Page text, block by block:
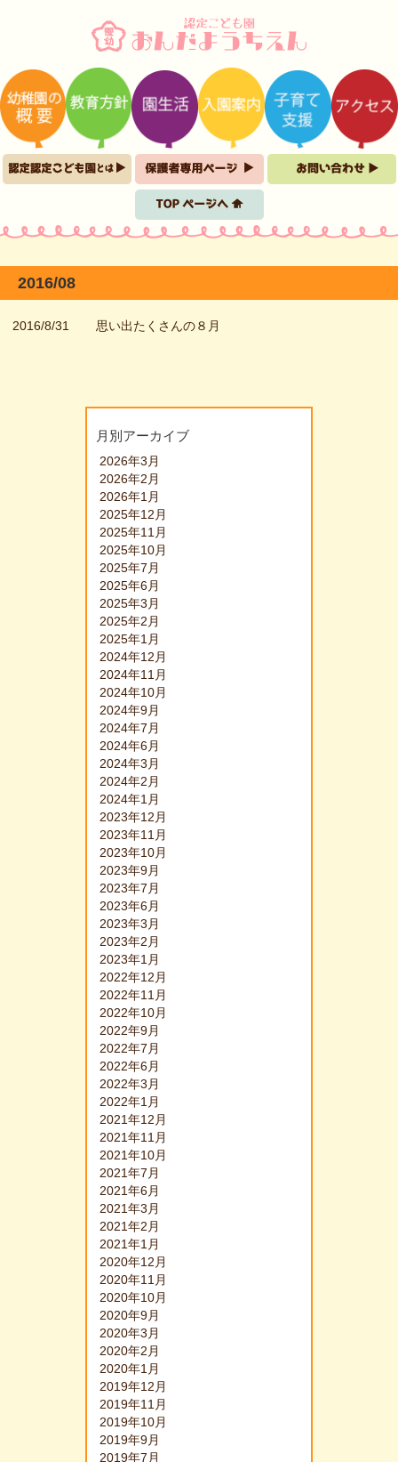
2016/08
2016/8/31 思い出たくさんの８月
月別アーカイブ
2026年3月
2026年2月
2026年1月
2025年12月
2025年11月
2025年10月
2025年7月
2025年6月
2025年3月
2025年2月
2025年1月
2024年12月
2024年11月
2024年10月
2024年9月
2024年7月
2024年6月
2024年3月
2024年2月
2024年1月
2023年12月
2023年11月
2023年10月
2023年9月
2023年7月
2023年6月
2023年3月
2023年2月
2023年1月
2022年12月
2022年11月
2022年10月
2022年9月
2022年7月
2022年6月
2022年3月
2022年1月
2021年12月
2021年11月
2021年10月
2021年7月
2021年6月
2021年3月
2021年2月
2021年1月
2020年12月
2020年11月
2020年10月
2020年9月
2020年3月
2020年2月
2020年1月
2019年12月
2019年11月
2019年10月
2019年9月
2019年7月